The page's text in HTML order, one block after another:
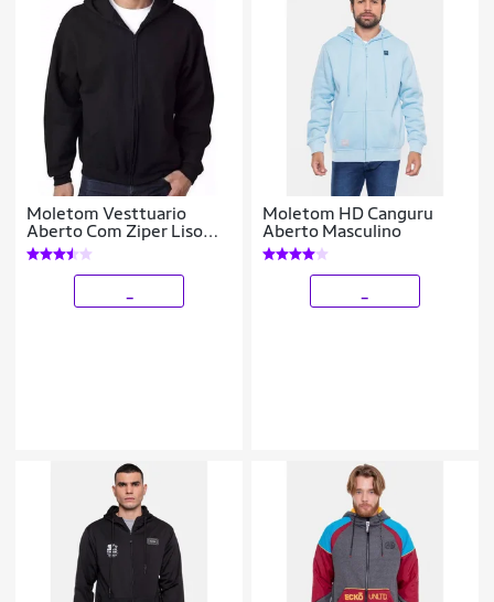
Moletom Vesttuario
Aberto Com Ziper Liso
Capuz Bolso Blusa
Masculino
Moletom HD Canguru
Aberto Masculino